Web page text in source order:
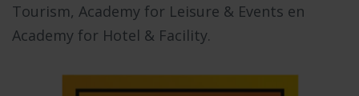
Tourism, Academy for Leisure & Events en
Academy for Hotel & Facility.